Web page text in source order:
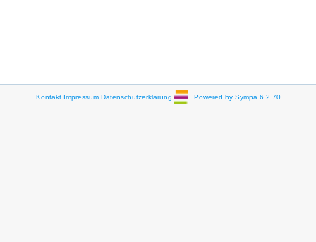
Kontakt Impressum Datenschutzerklärung Powered by Sympa 6.2.70